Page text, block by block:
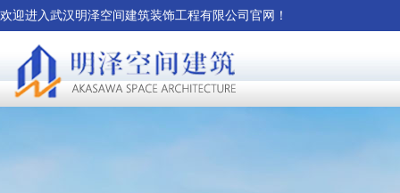
欢迎进入武汉明泽空间建筑装饰工程有限公司官网！